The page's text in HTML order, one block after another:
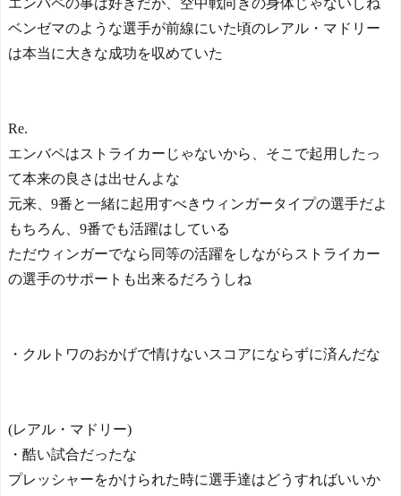
エンバペの事は好きだが、空中戦向きの身体じゃないしね
ベンゼマのような選手が前線にいた頃のレアル・マドリー
は本当に大きな成功を収めていた
Re.
エンバペはストライカーじゃないから、そこで起用したっ
て本来の良さは出せんよな
元来、9番と一緒に起用すべきウィンガータイプの選手だよ
もちろん、9番でも活躍はしている
ただウィンガーでなら同等の活躍をしながらストライカー
の選手のサポートも出来るだろうしね
・クルトワのおかげで情けないスコアにならずに済んだな
(レアル・マドリー)
・酷い試合だったな
プレッシャーをかけられた時に選手達はどうすればいいか